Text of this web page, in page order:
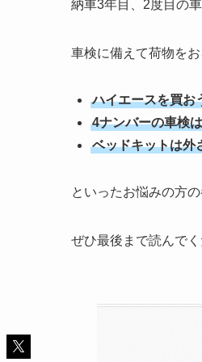
納車3年目、2度目の
車検に備えて荷物を
ハイエースを買お
4ナンバーの車検
ベッドキットは外
といったお悩みの方
ぜひ最後まで読んで